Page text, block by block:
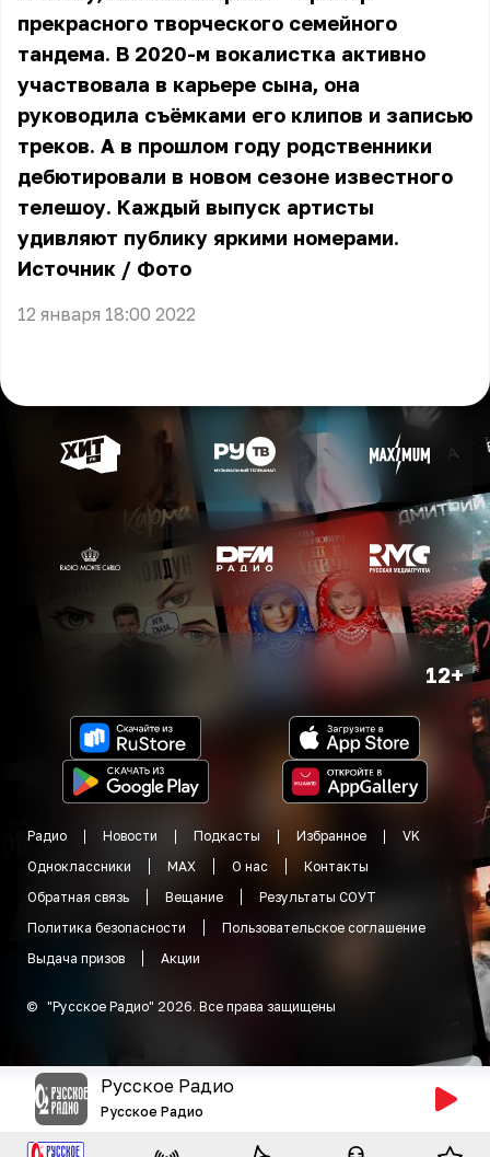
прекрасного творческого семейного
тандема. В 2020-м вокалистка активно
участвовала в карьере сына, она
руководила съёмками его клипов и записью
треков. А в прошлом году родственники
дебютировали в новом сезоне известного
телешоу. Каждый выпуск артисты
удивляют публику яркими номерами.
Источник / Фото
12 января 18:00 2022
12+
Радио Новости Подкасты Избранное
VK
Одноклассники
MAX О нас
Контакты
Обратная связь
Вещание
Результаты СОУТ
Политика безопасности
Пользовательское соглашение
Выдача призов
Акции
© "Русское Радио" 2026. Все права защищены
Русское Радио
Русское Радио